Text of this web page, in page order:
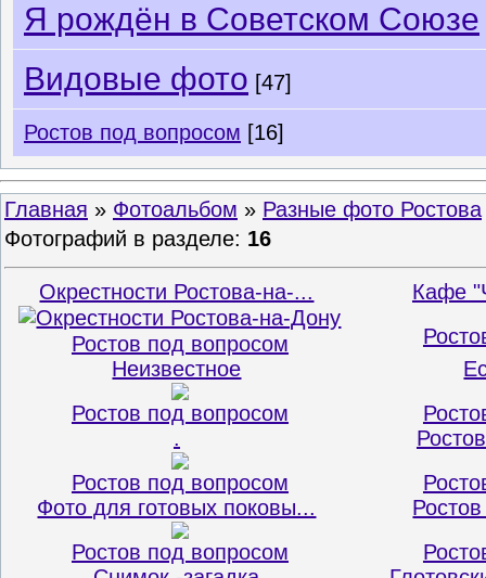
Я рождён в Советском Союзе
Видовые фото [47]
Ростов под вопросом [16]
Главная » Фотоальбом » Разные фото Ростова
Фотографий в разделе: 16
Окрестности Ростова-на-...
Ростов под вопросом
Кафе
Неизвестное
Ростов под вопросом
.
Ростов под вопросом
Фото для готовых поковы...
Ростов под вопросом